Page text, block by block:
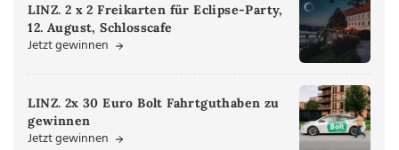
LINZ. 2 x 2 Freikarten für Eclipse-Party,
12. August, Schlosscafe
Jetzt gewinnen
LINZ. 2x 30 Euro Bolt Fahrtguthaben zu
gewinnen
Jetzt gewinnen